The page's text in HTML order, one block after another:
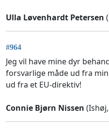
Ulla Løvenhardt Petersen
#964
Jeg vil have mine dyr
forsvarlige måde ud fra
ud fra et EU-direktiv!
Connie Bjørn Nissen